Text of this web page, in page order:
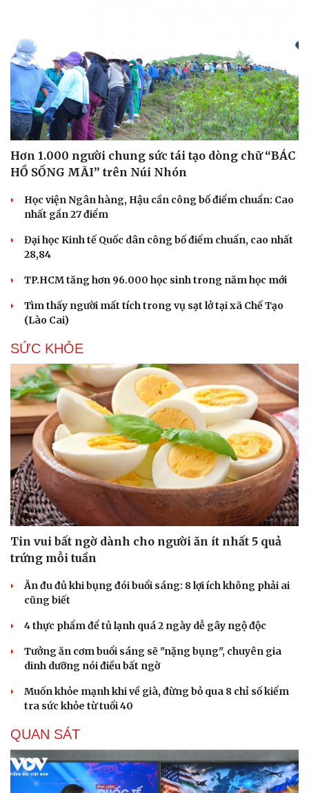
Du lịch
Tư vấn
Săn Tour
check-in
Podcast
Câu chuyện thời sự
Đọc truyện đêm khuya
Cửa sổ tình yêu
Kể chuyện cho bé
Hạt giống tâm hồn
Hơn 1.000 người chung sức tái tạo dòng chữ “BÁC
HỒ SỐNG MÃI” trên Núi Nhón
Học viện Ngân hàng, Hậu cần công bố điểm chuẩn: Cao
nhất gần 27 điểm
Đại học Kinh tế Quốc dân công bố điểm chuẩn, cao nhất
28,84
TP.HCM tăng hơn 96.000 học sinh trong năm học mới
Tìm thấy người mất tích trong vụ sạt lở tại xã Chế Tạo
(Lào Cai)
SỨC KHỎE
Tin vui bất ngờ dành cho người ăn ít nhất 5 quả
trứng mỗi tuần
Ăn đu đủ khi bụng đói buổi sáng: 8 lợi ích không phải ai
cũng biết
4 thực phẩm để tủ lạnh quá 2 ngày dễ gây ngộ độc
Tưởng ăn cơm buổi sáng sẽ "nặng bụng", chuyên gia
dinh dưỡng nói điều bất ngờ
Muốn khỏe mạnh khi về già, đừng bỏ qua 8 chỉ số kiểm
tra sức khỏe từ tuổi 40
QUAN SÁT